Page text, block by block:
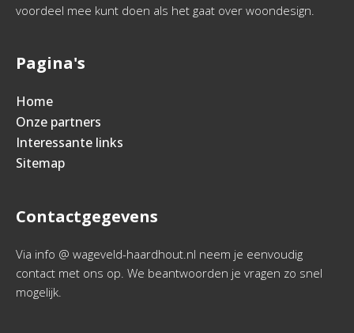
voordeel mee kunt doen als het gaat over woondesign.
Pagina's
Home
Onze partners
Interessante links
Sitemap
Contactgegevens
Via info @ wageveld-haardhout.nl neem je eenvoudig
contact met ons op. We beantwoorden je vragen zo snel
mogelijk.